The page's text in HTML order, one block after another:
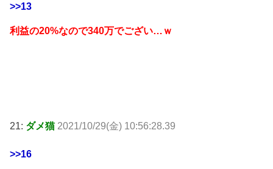
>>13
利益の20%なので340万でござい…ｗ
21: ダメ猫 2021/10/29(金) 10:56:28.39
>>16